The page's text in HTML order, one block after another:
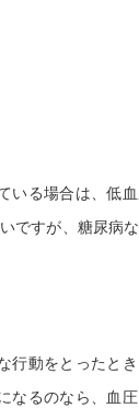
る場合は、低
ですが、糖尿病
動をとったと
るのなら、血